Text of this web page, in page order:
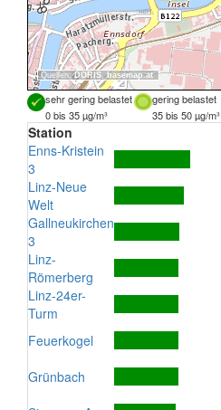
Quellen:DORIS, basemap.at
sehr gering belastet gering belastet
0 bis 35 µg/m³
35 bis 50 µg/m³
Station
Enns-Kristein
3
Linz-Neue
Welt
Gallneukirchen
3
Linz-
Römerberg
Linz-24er-
Turm
Feuerkogel
Grünbach